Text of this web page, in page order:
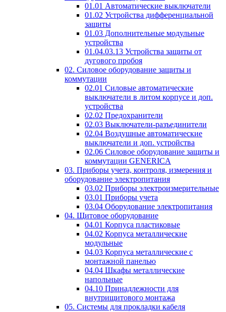
01.01 Автоматические выключатели
01.02 Устройства дифференциальной
защиты
01.03 Дополнительные модульные
устройства
01.04.03.13 Устройства защиты от
дугового пробоя
02. Силовое оборудование защиты и
коммутации
02.01 Силовые автоматические
выключатели в литом корпусе и доп.
устройства
02.02 Предохранители
02.03 Выключатели-разъединители
02.04 Воздушные автоматические
выключатели и доп. устройства
02.06 Силовое оборудование защиты и
коммутации GENERICA
03. Приборы учета, контроля, измерения и
оборудование электропитания
03.02 Приборы электроизмерительные
03.01 Приборы учета
03.04 Оборудование электропитания
04. Щитовое оборудование
04.01 Корпуса пластиковые
04.02 Корпуса металлические
модульные
04.03 Корпуса металлические с
монтажной панелью
04.04 Шкафы металлические
напольные
04.10 Принадлежности для
внутрищитового монтажа
05. Системы для прокладки кабеля